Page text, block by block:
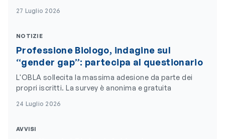
27 Luglio 2026
NOTIZIE
Professione Biologo, indagine sul
“gender gap”: partecipa al questionario
L'OBLA sollecita la massima adesione da parte dei
propri iscritti. La survey è anonima e gratuita
24 Luglio 2026
AVVISI